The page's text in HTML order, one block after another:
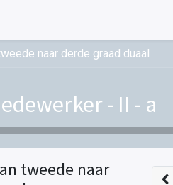
naar derde graad duaal
- II - a
tweede naar